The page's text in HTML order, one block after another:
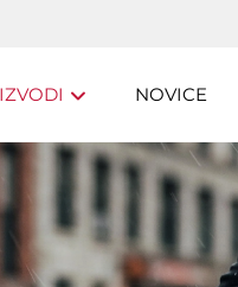
NOVICE